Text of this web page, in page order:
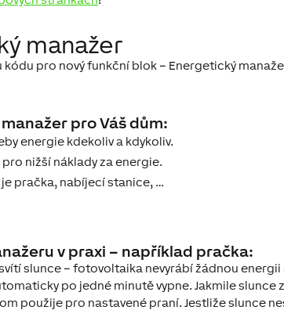
manažer
kódu pro nový funkční blok – Energetický
pro Váš dům:
energie kdekoliv a kdykoliv.
nižší náklady za energie.
pračka, nabíjecí stanice, …
v praxi – například pračka:
slunce – fotovoltaika nevyrábí žádnou
po jedné minutě vypne. Jakmile
použije pro nastavené praní. Jestliže slunce